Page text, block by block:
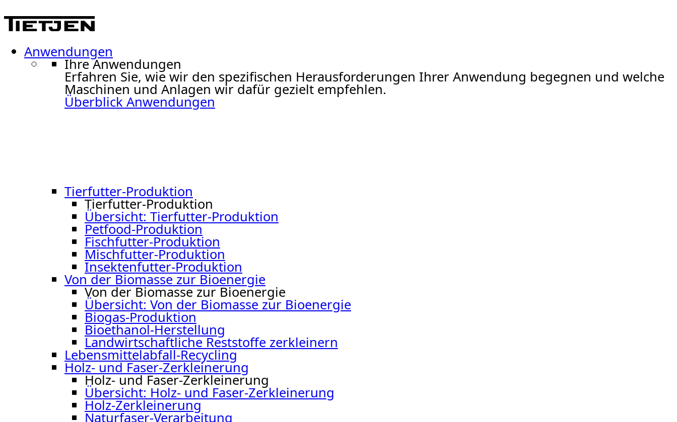
Anwendungen
Ihre Anwendungen
Erfahren Sie, wie wir den spezifischen Herausforderungen Ihrer Anwendung begegnen und welche
Maschinen und Anlagen wir dafür gezielt empfehlen.
Überblick Anwendungen
Tierfutter-Produktion
Tierfutter-Produktion
Übersicht: Tierfutter-Produktion
Petfood-Produktion
Fischfutter-Produktion
Mischfutter-Produktion
Insektenfutter-Produktion
Von der Biomasse zur Bioenergie
Von der Biomasse zur Bioenergie
Übersicht: Von der Biomasse zur Bioenergie
Biogas-Produktion
Bioethanol-Herstellung
Landwirtschaftliche Reststoffe zerkleinern
Lebensmittelabfall-Recycling
Holz- und Faser-Zerkleinerung
Holz- und Faser-Zerkleinerung
Übersicht: Holz- und Faser-Zerkleinerung
Holz-Zerkleinerung
Naturfaser-Verarbeitung